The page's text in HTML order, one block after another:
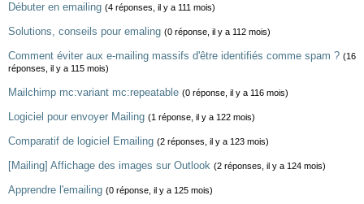
Débuter en emailing (4 réponses, il y a 111 mois)
Solutions, conseils pour emaling (0 réponse, il y a 112 mois)
Comment éviter aux e-mailing massifs d'être identifiés comme spam ? (16
réponses, il y a 115 mois)
Mailchimp mc:variant mc:repeatable (0 réponse, il y a 116 mois)
Logiciel pour envoyer Mailing (1 réponse, il y a 122 mois)
Comparatif de logiciel Emailing (2 réponses, il y a 123 mois)
[Mailing] Affichage des images sur Outlook (2 réponses, il y a 124 mois)
Apprendre l'emailing (0 réponse, il y a 125 mois)